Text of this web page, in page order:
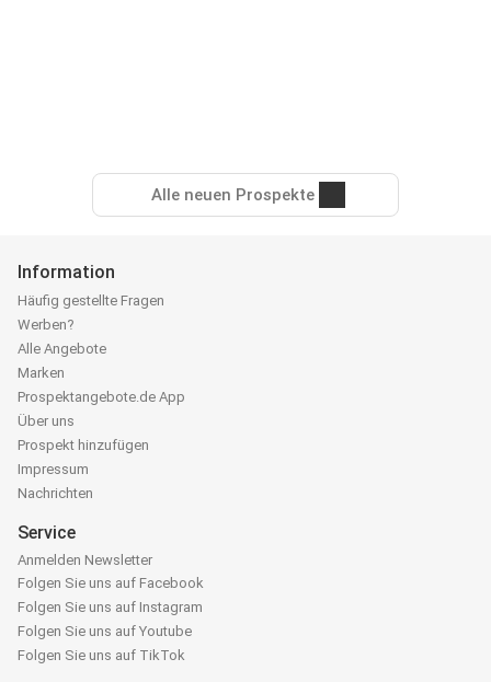
Alle neuen Prospekte
Information
Häufig gestellte Fragen
Werben?
Alle Angebote
Marken
Prospektangebote.de App
Über uns
Prospekt hinzufügen
Impressum
Nachrichten
Service
Anmelden Newsletter
Folgen Sie uns auf Facebook
Folgen Sie uns auf Instagram
Folgen Sie uns auf Youtube
Folgen Sie uns auf TikTok